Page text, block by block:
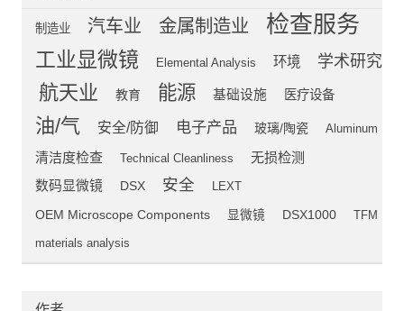
制造业 汽车业 金属制造业 检查服务
工业显微镜 Elemental Analysis 环境 学术研究
航天业 教育 能源 基础设施 医疗设备
油/气 安全/防御 电子产品 玻璃/陶瓷 Aluminum
清洁度检查 Technical Cleanliness 无损检测
数码显微镜 DSX 安全 LEXT
OEM Microscope Components 显微镜 DSX1000 TFM
materials analysis